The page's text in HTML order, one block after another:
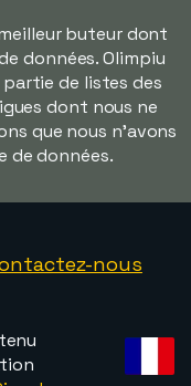
buteur dont
données. Olimpiu
de listes des
dont nous ne
que nous n'avons
de données.
nous